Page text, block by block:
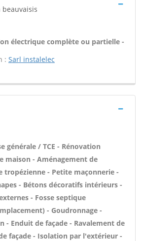
électrique complète ou partielle -
: Sarl instalelec
générale / TCE - Rénovation
maison - Aménagement de
tropézienne - Petite maçonnerie -
- Bétons décoratifs intérieurs -
- Fosse septique
- Goudronnage -
- Enduit de façade - Ravalement de
façade - Isolation par l'extérieur -